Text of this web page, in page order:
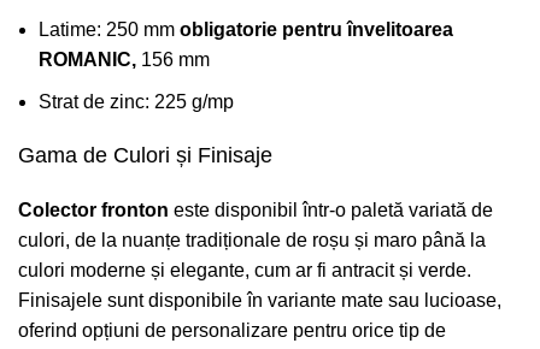
Latime: 250 mm obligatorie pentru învelitoarea
ROMANIC, 156 mm
Strat de zinc: 225 g/mp
Gama de Culori și Finisaje
Colector fronton este disponibil într-o paletă variată de
culori, de la nuanțe tradiționale de roșu și maro până la
culori moderne și elegante, cum ar fi antracit și verde.
Finisajele sunt disponibile în variante mate sau lucioase,
oferind opțiuni de personalizare pentru orice tip de